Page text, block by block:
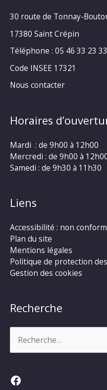
30 route de Tonnay-
17380 Saint Crépin
Téléphone : 05 46 33 23 33
Code INSEE 17321
Nous contacter
Horaires
Mardi : de 9h00 à 12h00
Mercredi : de 9h00 à
Samedi : de 9h30 à 11h30
Liens
Accessibilité : non
Plan du site
Mentions légales
Politique de protection
Gestion des cookies
Recherche
Facebook